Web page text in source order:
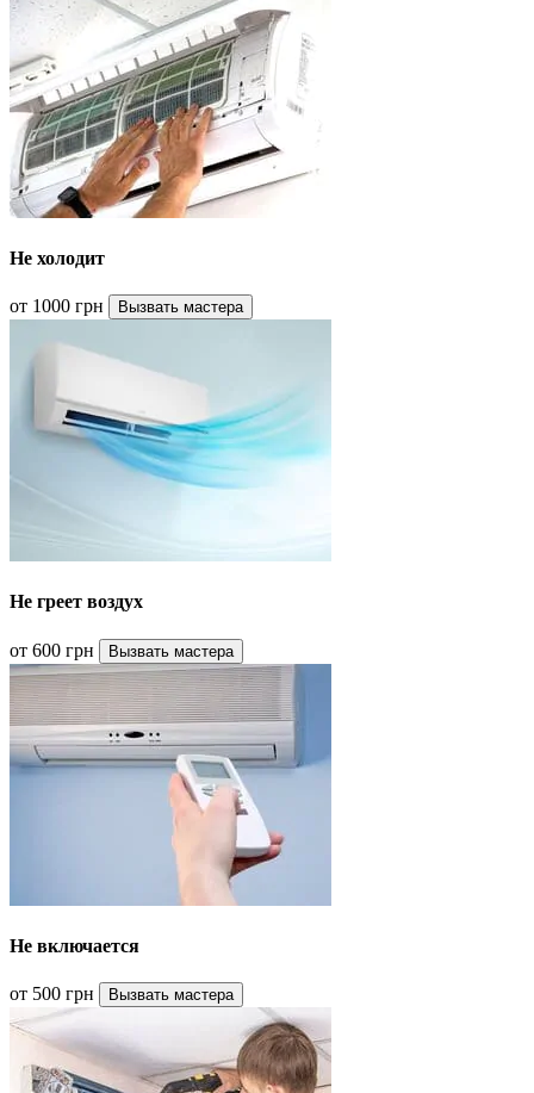
Не холодит
от 1000 грн Вызвать мастера
Не греет воздух
от 600 грн Вызвать мастера
Не включается
от 500 грн Вызвать мастера